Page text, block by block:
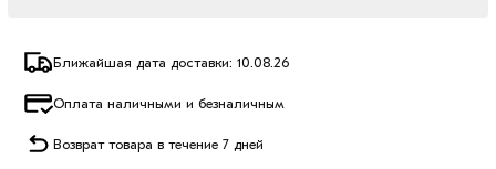
Ближайшая дата доставки: 10.08.26
Оплата наличными и безналичным
Возврат товара в течение 7 дней